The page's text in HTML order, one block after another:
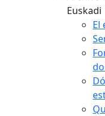
Euskadi
El